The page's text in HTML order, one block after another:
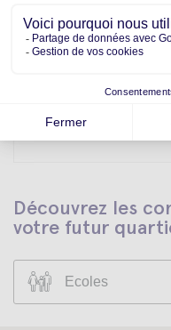
Lundi
Découvrez les
votre futur
Ecoles